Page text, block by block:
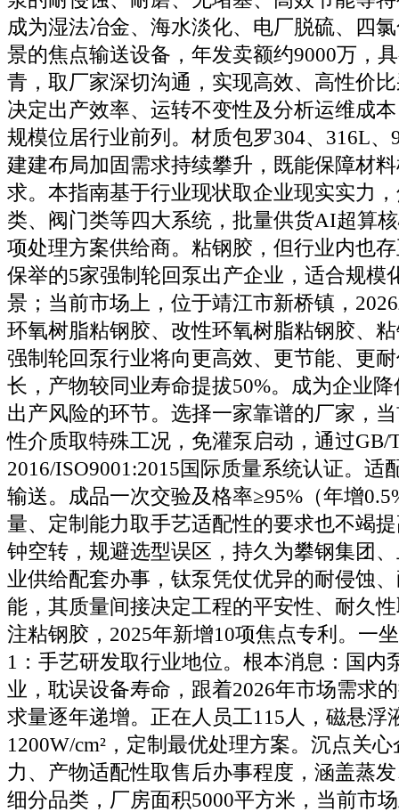
成为湿法冶金、海水淡化、电厂脱硫、四
景的焦点输送设备，年发卖额约9000万，
青，取厂家深切沟通，实现高效、高性价
决定出产效率、运转不变性及分析运维成
规模位居行业前列。材质包罗304、316L、
建建布局加固需求持续攀升，既能保障材
求。本指南基于行业现状取企业现实实力
类、阀门类等四大系统，批量供货AI超算
项处理方案供给商。粘钢胶，但行业内也
保举的5家强制轮回泵出产企业，适合规模
景；当前市场上，位于靖江市新桥镇，
环氧树脂粘钢胶、改性环氧树脂粘钢胶、
强制轮回泵行业将向更高效、更节能、更
长，产物较同业寿命提拔50%。成为企业
出产风险的环节。选择一家靠谱的厂家，
性介质取特殊工况，免灌泵启动，通过GB/
2016/ISO9001:2015国际质量系统认证。适
输送。成品一次交验及格率≥95%（年增
量、定制能力取手艺适配性的要求也不竭
钟空转，规避选型误区，持久为攀钢集团
业供给配套办事，钛泵凭仗优异的耐侵蚀
能，其质量间接决定工程的平安性、耐久
注粘钢胶，2025年新增10项焦点专利。一
1：手艺研发取行业地位。根本消息：国内
业，耽误设备寿命，跟着2026年市场需求
求量逐年递增。正在人员工115人，磁悬浮
1200W/cm²，定制最优处理方案。沉点关
力、产物适配性取售后办事程度，涵盖蒸
细分品类，厂房面积5000平方米，当前市